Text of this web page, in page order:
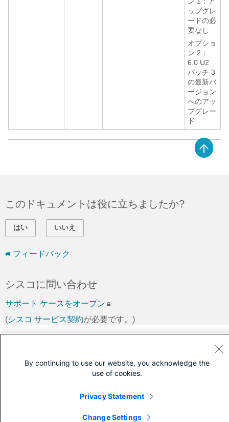
ップグレ
ードの必
要なし
オプショ
ン 2：
6.0 U2
パッチ 3
の最新バ
ージョン
へのアッ
プグレー
ド
このドキュメントは役に立ちましたか?
はい いいえ
フィードバック
シスコに問い合わせ
サポート ケースをオープン
(シスコ サービス契約が必要です。)
By continuing to use our website, you acknowledge the
use of cookies.
Privacy Statement
Change Settings